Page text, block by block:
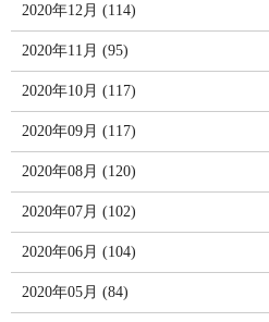
2020年12月 (114)
2020年11月 (95)
2020年10月 (117)
2020年09月 (117)
2020年08月 (120)
2020年07月 (102)
2020年06月 (104)
2020年05月 (84)